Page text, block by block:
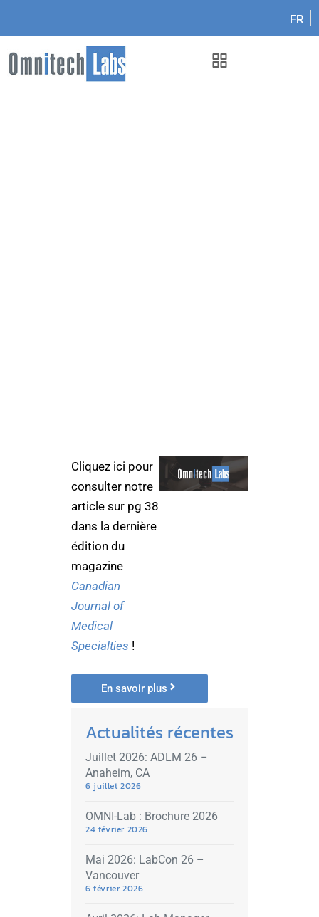
FR
Cliquez ici pour
consulter notre
article sur pg 38
dans la dernière
édition du
magazine
Canadian
Journal of
Medical
Specialties !
En savoir plus
Actualités récentes
Juillet 2026: ADLM 26 –
Anaheim, CA
6 juillet 2026
OMNI-Lab : Brochure 2026
24 février 2026
Mai 2026: LabCon 26 –
Vancouver
6 février 2026